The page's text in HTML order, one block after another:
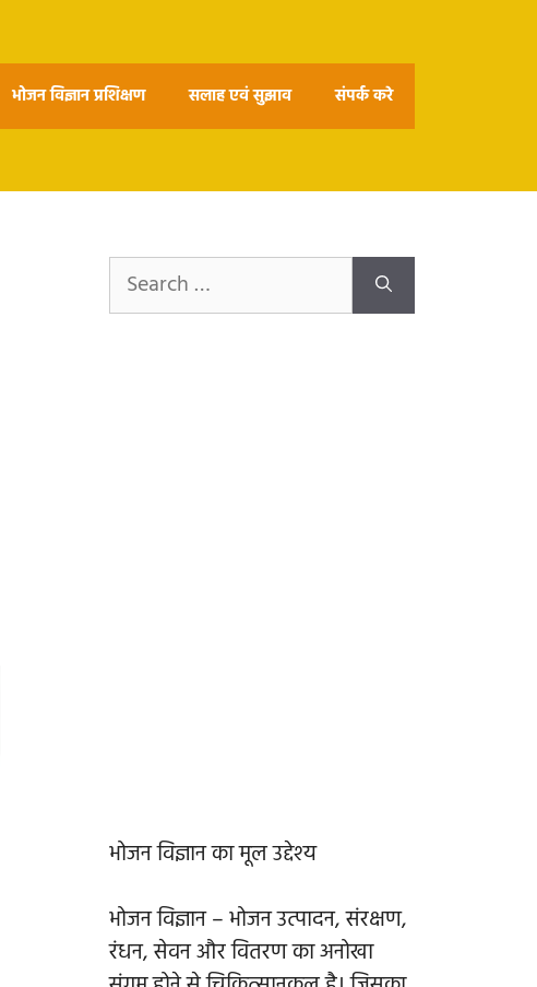
भोजन विज्ञान प्रशिक्षण सलाह एवं सुझाव संपर्क करे
Search
for:
भोजन विज्ञान का मूल उद्देश्य
भोजन विज्ञान – भोजन उत्पादन, संरक्षण,
रंधन, सेवन और वितरण का अनोखा